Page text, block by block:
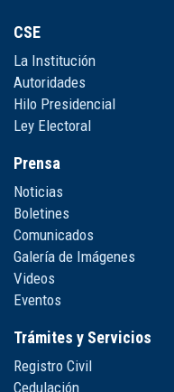
CSE
La Institución
Autoridades
Hilo Presidencial
Ley Electoral
Prensa
Noticias
Boletines
Comunicados
Galería de Imágenes
Videos
Eventos
Trámites y Servicios
Registro Civil
Cedulación